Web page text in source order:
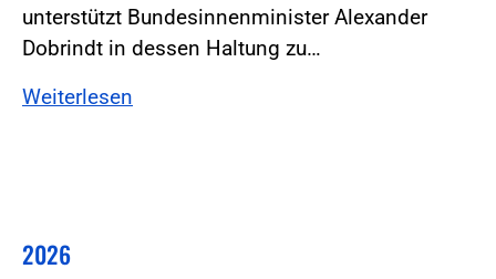
unterstützt Bundesinnenminister Alexander
Dobrindt in dessen Haltung zu…
Weiterlesen
2026